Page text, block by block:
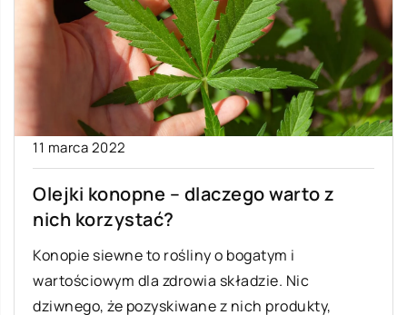
11 marca 2022
Olejki konopne – dlaczego warto z
nich korzystać?
Konopie siewne to rośliny o bogatym i
wartościowym dla zdrowia składzie. Nic
dziwnego, że pozyskiwane z nich produkty,